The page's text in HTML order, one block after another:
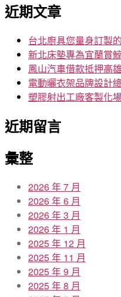
關
鍵
近期文章
台北廚具您量身訂製
新北床墊專為宜蘭賞
鳳山汽車借款抵押高
電動曬衣架品牌設計
塑膠射出工廠客製化
近期留言
彙整
2026 年 7 月
2026 年 6 月
2026 年 3 月
2026 年 1 月
2025 年 12 月
2025 年 11 月
2025 年 9 月
2025 年 8 月